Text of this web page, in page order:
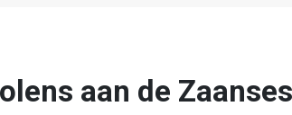
aan de